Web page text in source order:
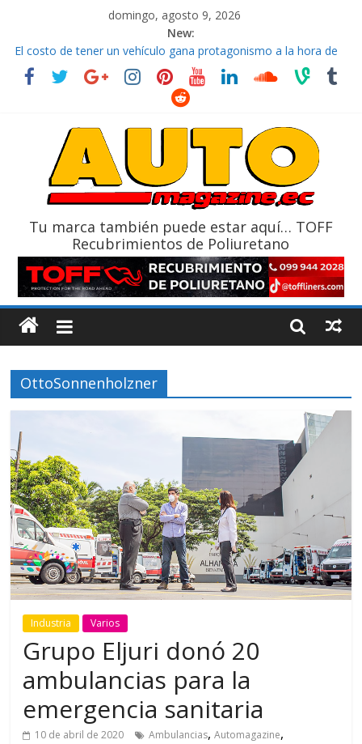
domingo, agosto 9, 2026
New:
La FEDAK recibe 12 Sinotruk Bolden para cubrir las rutas de La
Vuelta
El costo de tener un vehículo gana protagonismo a la hora de
¿Qué puede pasar con tu vehículo si permanece varios días sin
La Vuelta al Ecuador 2026, edición 47ª, recorre 7 provincias en 8
Tu marca también puede estar aquí… TOFF
Recubrimientos de Poliuretano
OttoSonnenholzner
Industria Varios
Grupo Eljuri donó 20
ambulancias para la
emergencia sanitaria
10 de abril de 2020 Ambulancias,Automagazine,